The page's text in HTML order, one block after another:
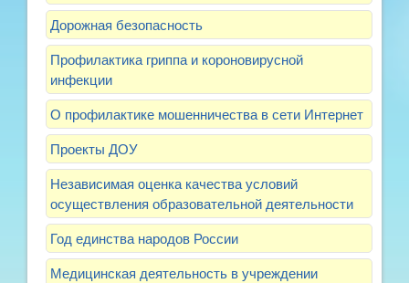
Дорожная безопасность
Профилактика гриппа и короновирусной
инфекции
О профилактике мошенничества в сети Интернет
Проекты ДОУ
Независимая оценка качества условий
осуществления образовательной деятельности
Год единства народов России
Медицинская деятельность в учреждении